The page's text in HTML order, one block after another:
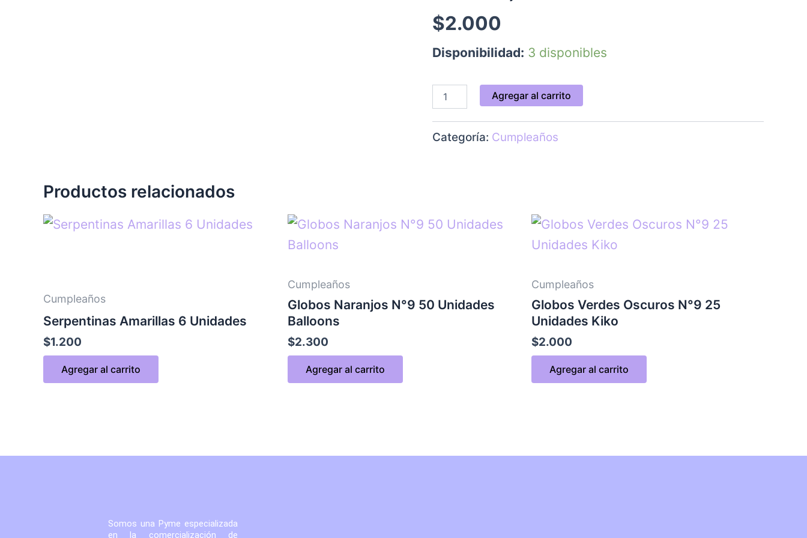
$2.000
Disponibilidad: 3 disponibles
Agregar al carrito
Categoría: Cumpleaños
Productos relacionados
Cumpleaños
Serpentinas Amarillas 6 Unidades
$1.200
Agregar al carrito
Cumpleaños
Globos Naranjos N°9 50 Unidades
Balloons
$2.300
Agregar al carrito
Cumpleaños
Globos Verdes Oscuros N°9 25
Unidades Kiko
$2.000
Agregar al carrito
Somos una Pyme especializada
en la comercialización de